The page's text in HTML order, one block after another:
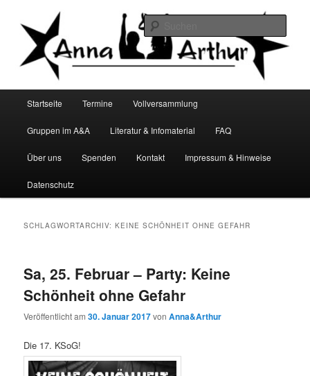
primären
springen
sekundären
springenAnna&Arthur
Startseite Termine Vollversammlung
Gruppen im A&A Literatur & Infomaterial FAQ
Über uns Spenden Kontakt Impressum & Hinweise
Datenschutz
SCHLAGWORTARCHIV:KEINE SCHÖNHEIT OHNE GEFAHR
Sa, 25. Februar – Party: Keine
Schönheit ohne Gefahr
Veröffentlicht am30. Januar 2017vonAnna&Arthur
Die 17. KSoG!